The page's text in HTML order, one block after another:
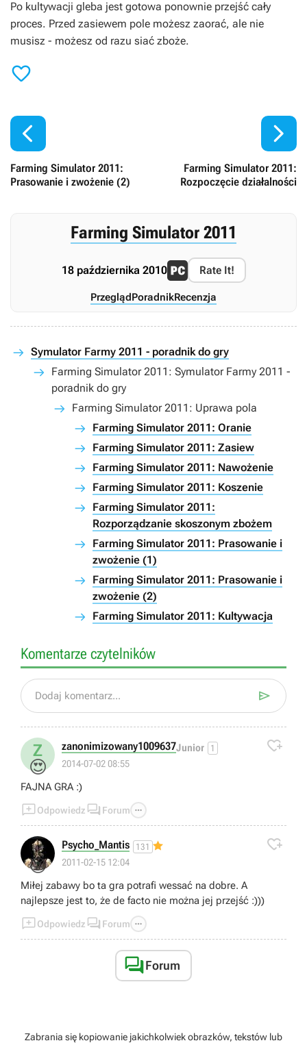
Po kultywacji gleba jest gotowa ponownie przejść cały
proces. Przed zasiewem pole możesz zaorać, ale nie
musisz - możesz od razu siać zboże.


Farming Simulator 2011:
Prasowanie i zwożenie (2)
Farming Simulator 2011:
Rozpoczęcie działalności

Farming Simulator 2011
18 października 2010 Rate It!
PrzeglądPoradnikRecenzja
Symulator Farmy 2011 - poradnik do gry
Farming Simulator 2011: Symulator Farmy 2011 -
poradnik do gry
Farming Simulator 2011: Uprawa pola
Farming Simulator 2011: Oranie
Farming Simulator 2011: Zasiew
Farming Simulator 2011: Nawożenie
Farming Simulator 2011: Koszenie
Farming Simulator 2011:
Rozporządzanie skoszonym zbożem
Farming Simulator 2011: Prasowanie i
zwożenie (1)
Farming Simulator 2011: Prasowanie i
zwożenie (2)
Farming Simulator 2011: Kultywacja
Komentarze czytelników
Dodaj komentarz... 
Z
😍
zanonimizowany1009637Junior 1
2014-07-02 08:55

FAJNA GRA :)
Odpowiedz  Forum 
😜
Psycho_Mantis 131
2011-02-15 12:04

Miłej zabawy bo ta gra potrafi wessać na dobre. A
najlepsze jest to, że de facto nie można jej przejść :)))
Odpowiedz  Forum 
Forum
Zabrania się kopiowanie jakichkolwiek obrazków, tekstów lub